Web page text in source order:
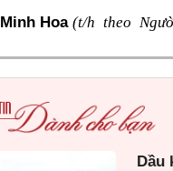
Minh Hoa (t/h theo
Dầu